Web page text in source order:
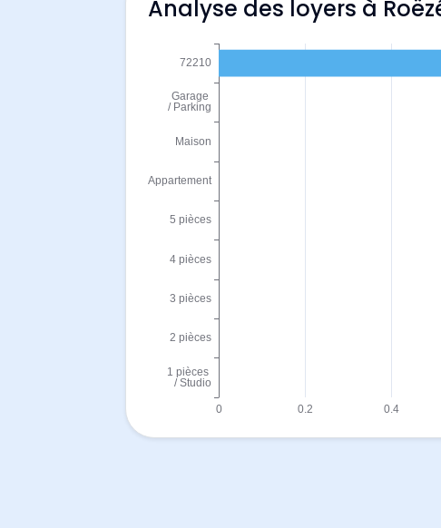
Analyse des loyers à